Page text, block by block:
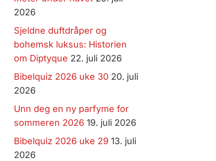
2026
Sjeldne duftdråper og
bohemsk luksus: Historien
om Diptyque 22. juli 2026
Bibelquiz 2026 uke 30 20. juli
2026
Unn deg en ny parfyme for
sommeren 2026 19. juli 2026
Bibelquiz 2026 uke 29 13. juli
2026